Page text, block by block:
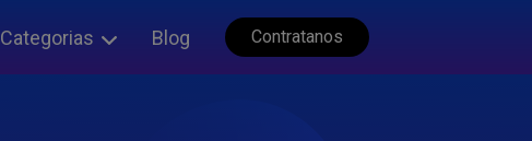
Categorias Blog Contratanos